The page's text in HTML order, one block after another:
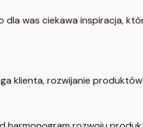
was ciekawa inspiracja,
klienta, rozwijanie